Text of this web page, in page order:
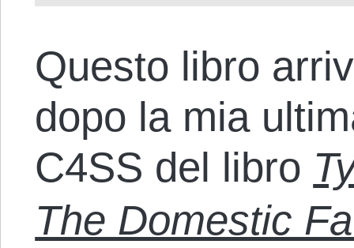
Questo libro
dopo la mia
C4SS del libro
The Domestic